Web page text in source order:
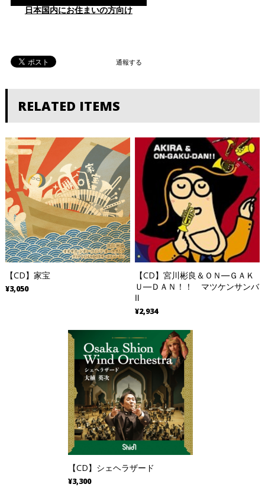
日本国内にお住まいの方向け
通報する
RELATED ITEMS
【CD】家宝
¥3,050
【CD】宮川彬良＆ＯＮ―ＧＡＫ
Ｕ―ＤＡＮ！！ マツケンサンバ
Ⅱ
¥2,934
【CD】シェヘラザード
¥3,300